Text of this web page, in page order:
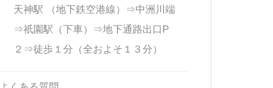
天神駅 （地下鉄空港線）⇒中洲川端
⇒祇園駅（下車）⇒地下通路出口P
２⇒徒歩１分（全およそ１３分）